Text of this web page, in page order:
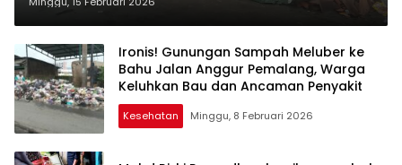
Ancaman Penyakit
Ironis! Gunungan Sampah Meluber ke
Bahu Jalan Anggur Pemalang, Warga
Keluhkan Bau dan Ancaman Penyakit
Kesehatan Minggu, 8 Februari 2026